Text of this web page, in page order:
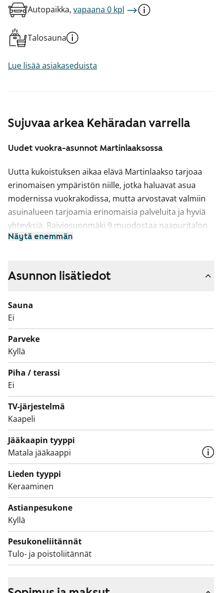
Sujuvaa arkea Kehäradan varrella
Uudet vuokra-asunnot Martinlaaksossa
Uutta kukoistuksen aikaa elävä Martinlaakso tarjoaa
erinomaisen ympäristön niille, jotka haluavat asua
modernissa vuokrakodissa, mutta arvostavat valmiin
asuinalueen tarjoamia erinomaisia palveluita ja hyviä
yhteyksiä. Raiviosuonmäki 9 muodostaa naapuritalon
kanssa vehreän puistomaisen pihapiirin. Asunnot ovat
kuuluvat myös modernit yhteistilat: pesula
ulkoiluvälinevarasto sekä saunat sijaitsevat
maantasokerroksessa. Lisäksi Raiviosuonmäki 7:n
pesula, kuivaushuone, kerhotila ja neljän saunan
saunaosasto vilvoitteluterasseineen ovat molempien
talojen asukkaiden käytössä. Autopaikat sijaitsevat
tontin pohjoisen puoleisella laidalla.
Näytä enemmän
Autopaikka, vapaana 0 kpl
Talosauna
Lue lisää asiakaseduista
Asunnon lisätiedot
Sauna
Ei
Parveke
Kyllä
Piha / terassi
Ei
TV-järjestelmä
Kaapeli
Jääkaapin tyyppi
Matala jääkaappi
Lieden tyyppi
Keraaminen
Astianpesukone
Kyllä
Pesukoneliitännät
Tulo- ja poistoliitännät